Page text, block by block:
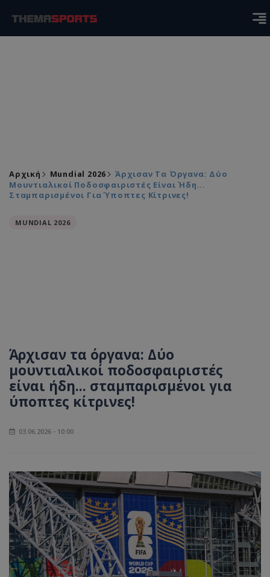
Αρχική Mundial 2026
Άρχισαν Τα Όργανα: Δύο
Μουντιαλικοί Ποδοσφαιριστές Είναι Ήδη...
Σταμπαρισμένοι Για Ύποπτες Κίτρινες!
MUNDIAL 2026
Άρχισαν τα όργανα: Δύο
μουντιαλικοί ποδοσφαιριστές
είναι ήδη... σταμπαρισμένοι για
ύποπτες κίτρινες!
03.06.2026 - 10:00